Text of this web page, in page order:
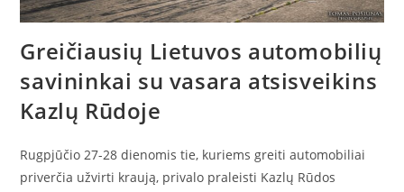
Greičiausių Lietuvos automobilių
savininkai su vasara atsisveikins
Kazlų Rūdoje
Rugpjūčio 27-28 dienomis tie, kuriems greiti automobiliai
priverčia užvirti kraują, privalo praleisti Kazlų Rūdos